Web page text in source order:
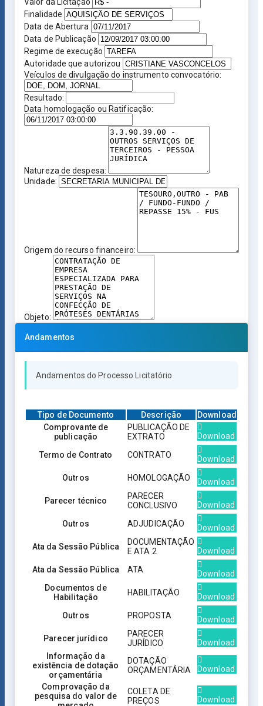
Finalidade
Data de Abertura
Data de Publicação
Regime de execução
Autoridade que autorizou
Veículos de divulgação do instrumento convocatório:
Resultado:
Data homologação ou Ratificação:
Natureza de despesa:
Unidade:
Origem do recurso financeiro:
Objeto:
Andamentos
Andamentos do Processo Licitatório
Tipo de Documento Descrição
Download
Comprovante de
publicação
PUBLICAÇÃO DE
EXTRATO
Download
Termo de Contrato
CONTRATO
Download
Outros
HOMOLOGAÇÃO
Download
Parecer técnico
PARECER
CONCLUSIVO
Download
Outros
ADJUDICAÇÃO
Download
Ata da Sessão Pública
DOCUMENTAÇÃO
E ATA 2
Download
Ata da Sessão Pública
ATA
Download
Documentos de
Habilitação
HABILITAÇÃO
Download
Outros
PROPOSTA
Download
Parecer jurídico
PARECER
JURÍDICO
Download
Informação da
existência de dotação
orçamentária
DOTAÇÃO
ORÇAMENTÁRIA
Download
Comprovação da
pesquisa do valor de
COLETA DE
PREÇOS
Download